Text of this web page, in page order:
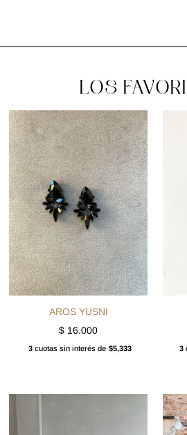
LOS
AROS YUSNI
$ 16.000
3cuotas sin interés de $5,333 3